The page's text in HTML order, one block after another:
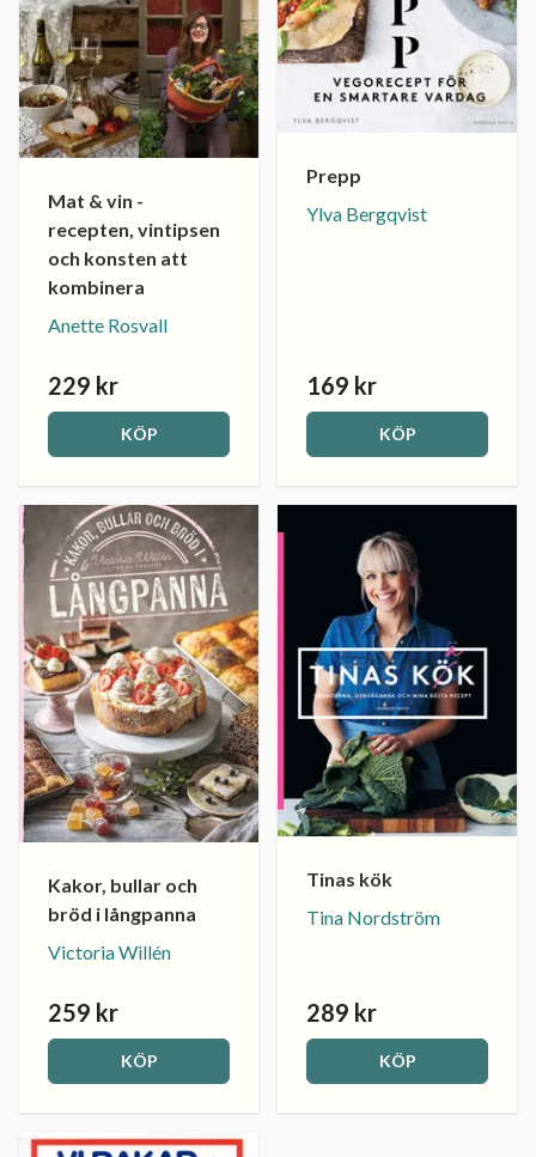
Mat & vin -
recepten, vintipsen
och konsten att
kombinera
Anette Rosvall
229 kr
KÖP
Prepp
Ylva Bergqvist
169 kr
KÖP
Kakor, bullar och
bröd i långpanna
Victoria Willén
259 kr
KÖP
Tinas kök
Tina Nordström
289 kr
KÖP